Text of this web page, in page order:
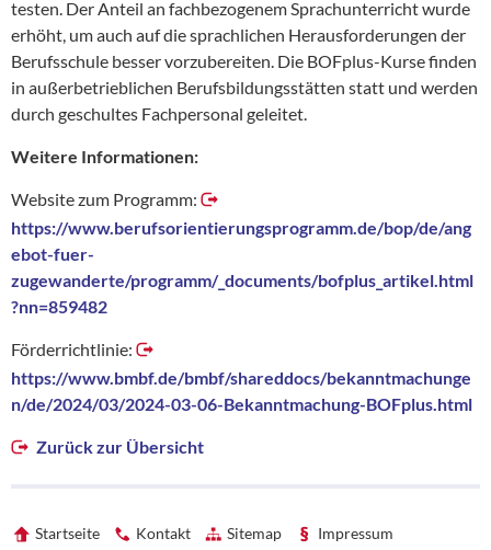
testen. Der Anteil an fachbezogenem Sprachunterricht wurde
erhöht, um auch auf die sprachlichen Herausforderungen der
Berufsschule besser vorzubereiten. Die BOFplus-Kurse finden
in außerbetrieblichen Berufsbildungsstätten statt und werden
durch geschultes Fachpersonal geleitet.
Weitere Informationen:
Website zum Programm:
https://www.berufsorientierungsprogramm.de/bop/de/ang
ebot-fuer-
zugewanderte/programm/_documents/bofplus_artikel.html
?nn=859482
Förderrichtlinie:
https://www.bmbf.de/bmbf/shareddocs/bekanntmachunge
n/de/2024/03/2024-03-06-Bekanntmachung-BOFplus.html
Zurück zur Übersicht
Startseite Kontakt Sitemap Impressum